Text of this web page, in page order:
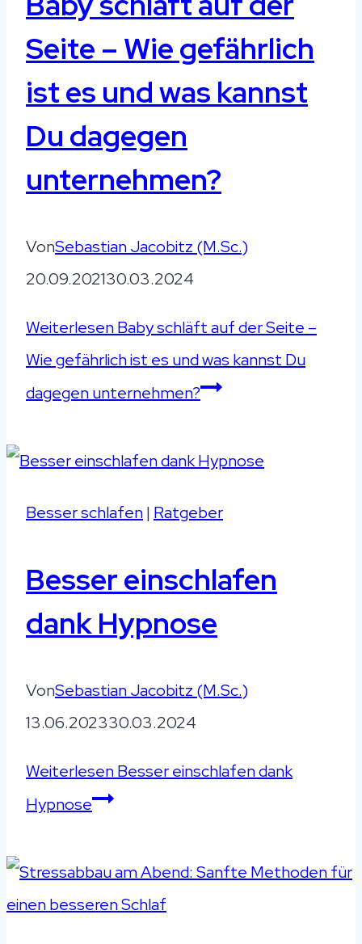
Seite – Wie gefährlich
ist es und was kannst
Du dagegen
unternehmen?
VonSebastian Jacobitz (M.Sc.)
20.09.202130.03.2024
WeiterlesenBaby schläft auf der Seite –
Wie gefährlich ist es und was kannst Du
dagegen unternehmen?
Besser schlafen| Ratgeber
Besser einschlafen
dank Hypnose
VonSebastian Jacobitz (M.Sc.)
13.06.202330.03.2024
WeiterlesenBesser einschlafen dank
Hypnose